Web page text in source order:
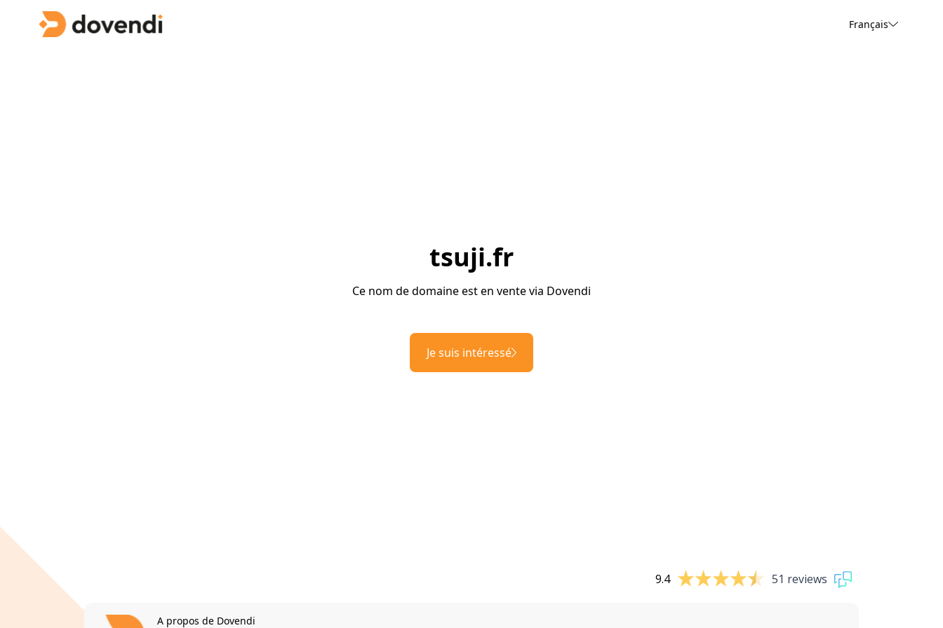
Français
tsuji.fr
Ce nom de domaine est en vente via Dovendi
Je suis intéressé
9.4 51 reviews
A propos de Dovendi